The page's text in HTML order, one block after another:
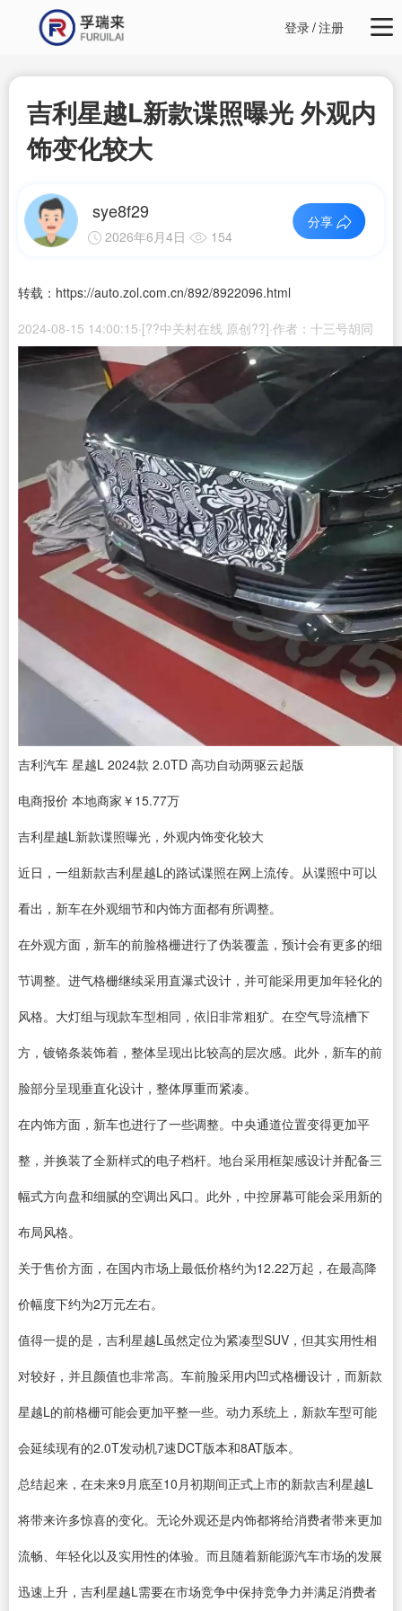
登录/注册
吉利星越L新款谍照曝光 外观内
饰变化较大
sye8f29
2026年6月4日 154
分享
转载：https://auto.zol.com.cn/892/8922096.html
2024-08-15 14:00:15·[??中关村在线 原创??]·作者：十三号胡同
吉利汽车 星越L 2024款 2.0TD 高功自动两驱云起版
电商报价 本地商家 ￥15.77万
吉利星越L新款谍照曝光，外观内饰变化较大
近日，一组新款吉利星越L的路试谍照在网上流传。从谍照中可以
看出，新车在外观细节和内饰方面都有所调整。
在外观方面，新车的前脸格栅进行了伪装覆盖，预计会有更多的细
节调整。进气格栅继续采用直瀑式设计，并可能采用更加年轻化的
风格。大灯组与现款车型相同，依旧非常粗犷。在空气导流槽下
方，镀铬条装饰着，整体呈现出比较高的层次感。此外，新车的前
脸部分呈现垂直化设计，整体厚重而紧凑。
在内饰方面，新车也进行了一些调整。中央通道位置变得更加平
整，并换装了全新样式的电子档杆。地台采用框架感设计并配备三
幅式方向盘和细腻的空调出风口。此外，中控屏幕可能会采用新的
布局风格。
关于售价方面，在国内市场上最低价格约为12.22万起，在最高降
价幅度下约为2万元左右。
值得一提的是，吉利星越L虽然定位为紧凑型SUV，但其实用性相
对较好，并且颜值也非常高。车前脸采用内凹式格栅设计，而新款
星越L的前格栅可能会更加平整一些。动力系统上，新款车型可能
会延续现有的2.0T发动机7速DCT版本和8AT版本。
总结起来，在未来9月底至10月初期间正式上市的新款吉利星越L
将带来许多惊喜的变化。无论外观还是内饰都将给消费者带来更加
流畅、年轻化以及实用性的体验。而且随着新能源汽车市场的发展
迅速上升，吉利星越L需要在市场竞争中保持竞争力并满足消费者